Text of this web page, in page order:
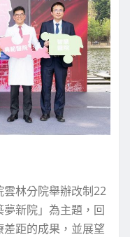
雲林分院舉辦改制22
新院」為主題，回
距的成果，並展望